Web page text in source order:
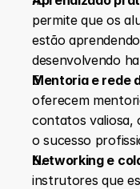
permite que os
estão
desenvolvendo
Mentoria e rede
oferecem
contatos valiosa,
o sucesso
Networking e
instrutores que